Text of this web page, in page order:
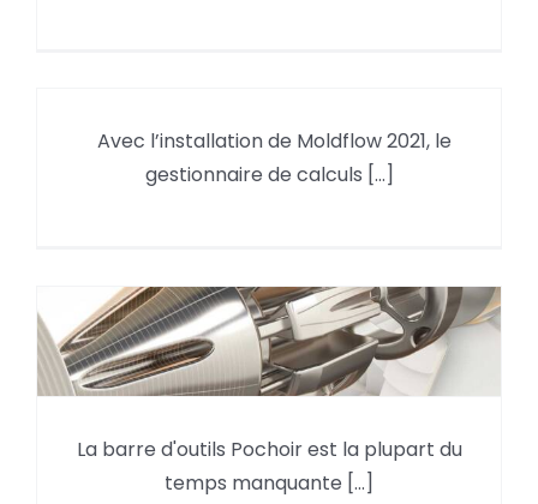
Avec l’installation de Moldflow 2021, le
gestionnaire de calculs [...]
PowerShape : Où se trouve la
barre d’outils de pochoir ?
La barre d'outils Pochoir est la plupart du
temps manquante [...]